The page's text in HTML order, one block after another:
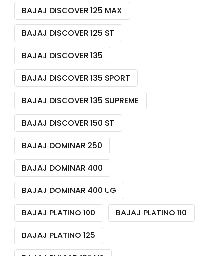
BAJAJ DISCOVER 125 MAX
BAJAJ DISCOVER 125 ST
BAJAJ DISCOVER 135
BAJAJ DISCOVER 135 SPORT
BAJAJ DISCOVER 135 SUPREME
BAJAJ DISCOVER 150 ST
BAJAJ DOMINAR 250
BAJAJ DOMINAR 400
BAJAJ DOMINAR 400 UG
BAJAJ PLATINO 100
BAJAJ PLATINO 110
BAJAJ PLATINO 125